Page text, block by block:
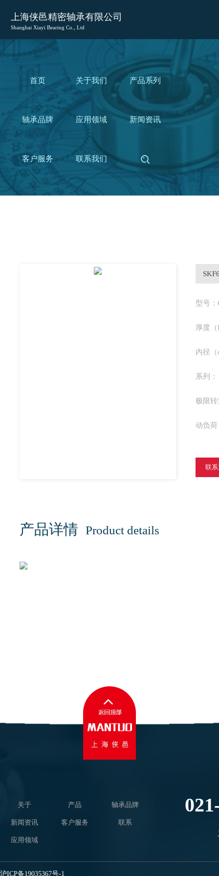
上海侠邑精密轴承有限公司
Shanghai Xiayi Bearing Co., Ltd
首页 关于我们 产品系列
轴承品牌 应用领域 新闻资讯
客户服务 联系我们
型号：
厚度
内径
系列：
极限
动负荷
联
产品详情 Product details
关于 产品 轴承品牌
新闻资讯 客户服务 联系
应用领域
沪ICP备19035367号-1